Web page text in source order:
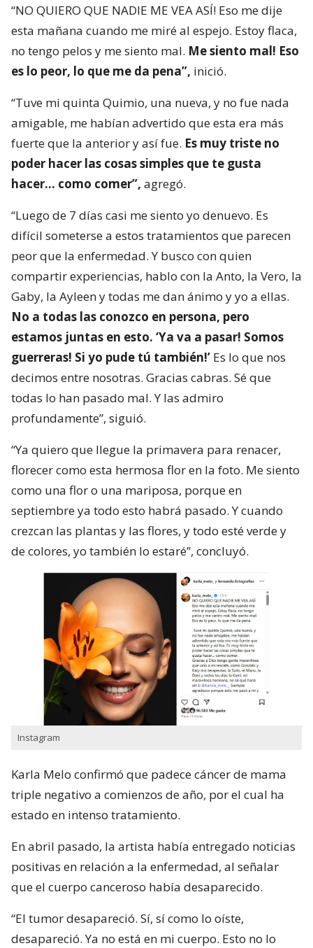
“NO QUIERO QUE NADIE ME VEA ASÍ! Eso me dije
esta mañana cuando me miré al espejo. Estoy flaca,
no tengo pelos y me siento mal. Me siento mal! Eso
es lo peor, lo que me da pena”, inició.
“Tuve mi quinta Quimio, una nueva, y no fue nada
amigable, me habían advertido que esta era más
fuerte que la anterior y así fue. Es muy triste no
poder hacer las cosas simples que te gusta
hacer… como comer”, agregó.
“Luego de 7 días casi me siento yo denuevo. Es
difícil someterse a estos tratamientos que parecen
peor que la enfermedad. Y busco con quien
compartir experiencias, hablo con la Anto, la Vero, la
Gaby, la Ayleen y todas me dan ánimo y yo a ellas.
No a todas las conozco en persona, pero
estamos juntas en esto. ‘Ya va a pasar! Somos
guerreras! Si yo pude tú también!’ Es lo que nos
decimos entre nosotras. Gracias cabras. Sé que
todas lo han pasado mal. Y las admiro
profundamente”, siguió.
“Ya quiero que llegue la primavera para renacer,
florecer como esta hermosa flor en la foto. Me siento
como una flor o una mariposa, porque en
septiembre ya todo esto habrá pasado. Y cuando
crezcan las plantas y las flores, y todo esté verde y
de colores, yo también lo estaré”, concluyó.
Instagram
Karla Melo confirmó que padece cáncer de mama
triple negativo a comienzos de año, por el cual ha
estado en intenso tratamiento.
En abril pasado, la artista había entregado noticias
positivas en relación a la enfermedad, al señalar
que el cuerpo canceroso había desaparecido.
“El tumor desapareció. Sí, sí como lo oíste,
desapareció. Ya no está en mi cuerpo. Esto no lo